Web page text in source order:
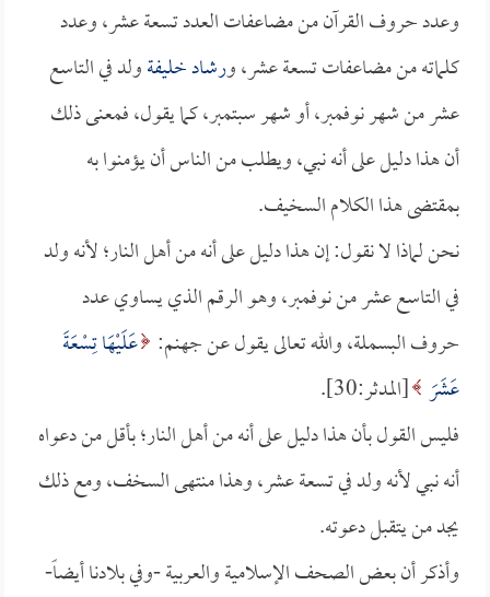
وعدد حروف القرآن من مضاعفات العدد تسعة عشر، وعدد
كلماته من مضاعفات تسعة عشر، ورشاد خليفةولد في التاسع
عشر من شهر نوفمبر، أو شهر سبتمبر، كما يقول، فمعنى ذلك
أن هذا دليل على أنه نبي، ويطلب من الناس أن يؤمنوا به
بمقتضى هذا الكلام السخيف.
نحن لماذا لا نقول: إن هذا دليل على أنه من أهل النار؛ لأنه ولد
في التاسع عشر من نوفمبر، وهو الرقم الذي يساوي عدد
حروف البسملة، والله تعالى يقول عن جهنم: عَلَيْهَا تِسْعَةَ
عَشَرَ [المدثر:30].
فليس القول بأن هذا دليل على أنه من أهل النار؛ بأقل من دعواه
أنه نبي لأنه ولد في تسعة عشر، وهذا منتهى السخف، ومع ذلك
يجد من يتقبل دعوته.
وأذكر أن بعض الصحف الإسلامية والعربية -وفي بلادنا أيضاً-